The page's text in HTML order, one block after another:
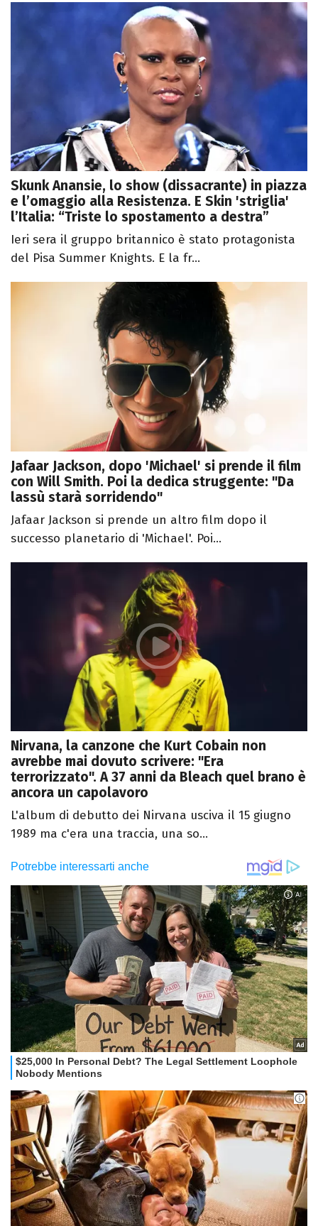
Skunk Anansie, lo show (dissacrante) in piazza
e l’omaggio alla Resistenza. E Skin 'striglia'
l’Italia: “Triste lo spostamento a destra”
Ieri sera il gruppo britannico è stato protagonista
del Pisa Summer Knights. E la fr...
Jafaar Jackson, dopo 'Michael' si prende il film
con Will Smith. Poi la dedica struggente: "Da
lassù starà sorridendo"
Jafaar Jackson si prende un altro film dopo il
successo planetario di 'Michael'. Poi...
Nirvana, la canzone che Kurt Cobain non
avrebbe mai dovuto scrivere: "Era
terrorizzato". A 37 anni da Bleach quel brano è
ancora un capolavoro
L'album di debutto dei Nirvana usciva il 15 giugno
1989 ma c'era una traccia, una so...